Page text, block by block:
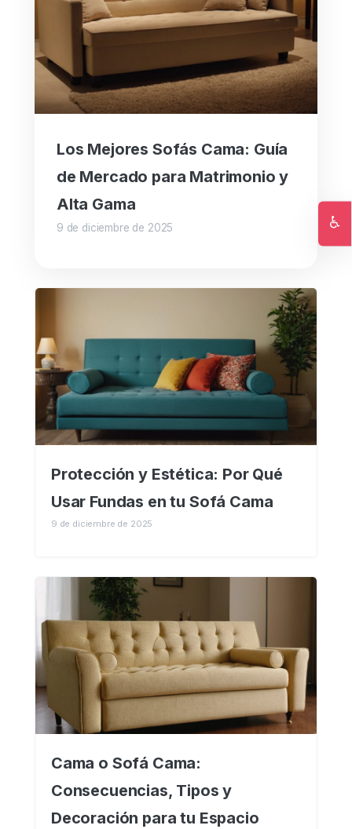
Los Mejores Sofás Cama: Guía
de Mercado para Matrimonio y
Alta Gama
9 de diciembre de 2025
Protección y Estética: Por Qué
Usar Fundas en tu Sofá Cama
9 de diciembre de 2025
Cama o Sofá Cama:
Consecuencias, Tipos y
Decoración para tu Espacio
♿